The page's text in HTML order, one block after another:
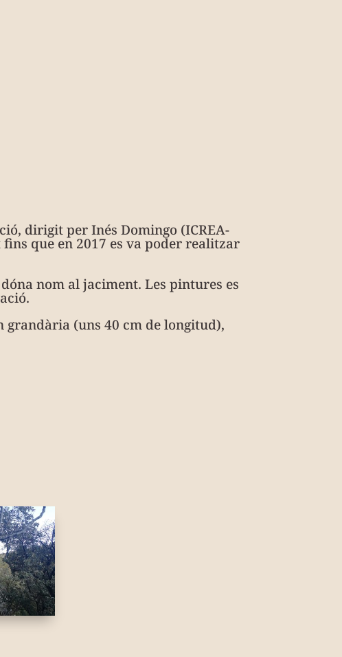
dirigit per Inés Domingo (ICREA-
que en 2017 es va poder realitzar
nom al jaciment. Les pintures es
grandària (uns 40 cm de longitud),